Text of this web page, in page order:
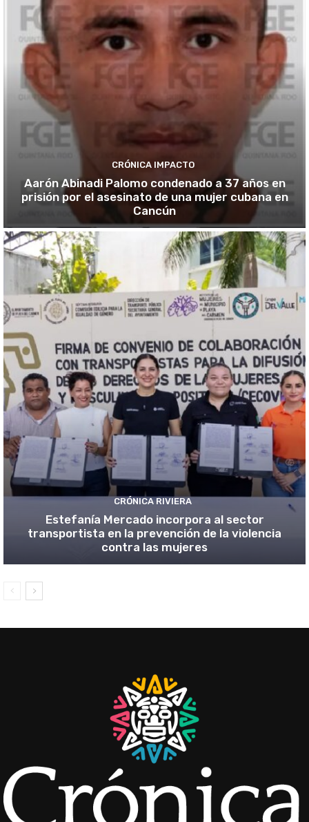
CRÓNICA IMPACTO
Aarón Abinadi Palomo condenado a 37 años en
prisión por el asesinato de una mujer cubana en
Cancún
CRÓNICA RIVIERA
Estefanía Mercado incorpora al sector
transportista en la prevención de la violencia
contra las mujeres